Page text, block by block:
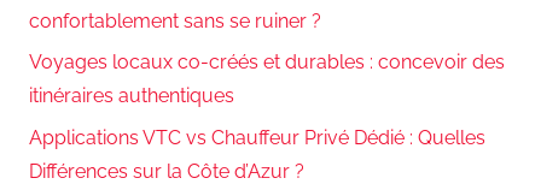
confortablement sans se ruiner ?
Voyages locaux co-créés et durables : concevoir des
itinéraires authentiques
Applications VTC vs Chauffeur Privé Dédié : Quelles
Différences sur la Côte d’Azur ?